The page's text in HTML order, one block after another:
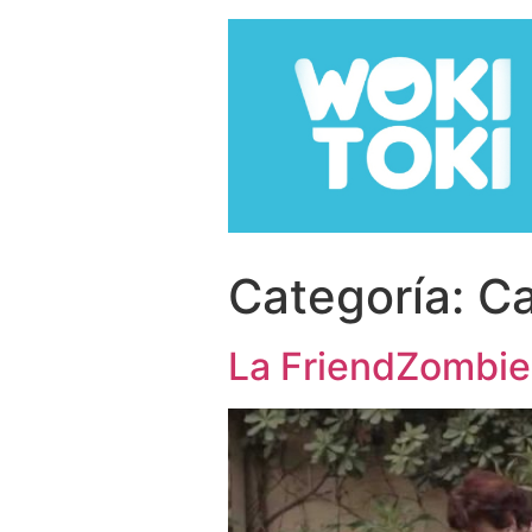
Categoría:
La FriendZombie